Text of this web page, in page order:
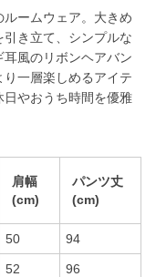
ームウェア。大きめ
き立て、シンプルな
風のリボンヘアバン
り一層楽しめるアイテ
日やおうち時間を優雅
肩幅
(cm)
パンツ丈
(cm)
50 94
52 96